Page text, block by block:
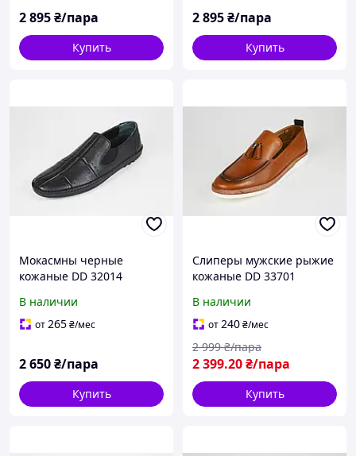
2 895₴/пара
Купить
2 895₴/пара
Купить
Мокасмны черные
кожаные DD 32014
В наличии
от265₴/мес
2 650₴/пара
Купить
Слиперы мужские рыжие
кожаные DD 33701
В наличии
от240₴/мес
2 399.20₴/пара
2 999 ₴/пара
Купить